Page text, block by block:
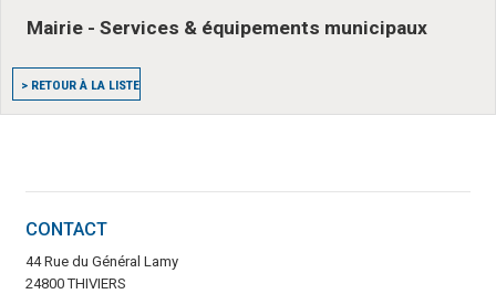
Mairie - Services & équipements municipaux
> RETOUR À LA LISTE
CONTACT
44 Rue du Général Lamy
24800 THIVIERS